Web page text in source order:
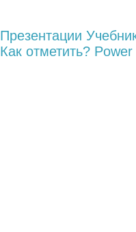
Презентации
Как отметить?